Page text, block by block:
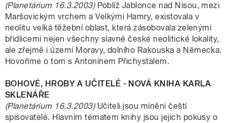
(Planetárium 16.3.2003)Poblíž Jablonce nad Nisou, mezi
Maršovickým vrchem a Velkými Hamry, existovala v
neolitu velká těžební oblast, která zásobovala zelenými
břidlicemi nejen všechny slavné české neolitické lokality,
ale zřejmě i území Moravy, dolního Rakouska a Německa.
Hovoříme o tom s Antonínem Přichystalem.
BOHOVÉ, HROBY A UČITELÉ - NOVÁ KNIHA KARLA
SKLENÁŘE
(Planetárium 16.3.2003)Učiteli jsou míněni čeští
spisovatelé. Hlavním tématem knihy jsou jejich pokusy o